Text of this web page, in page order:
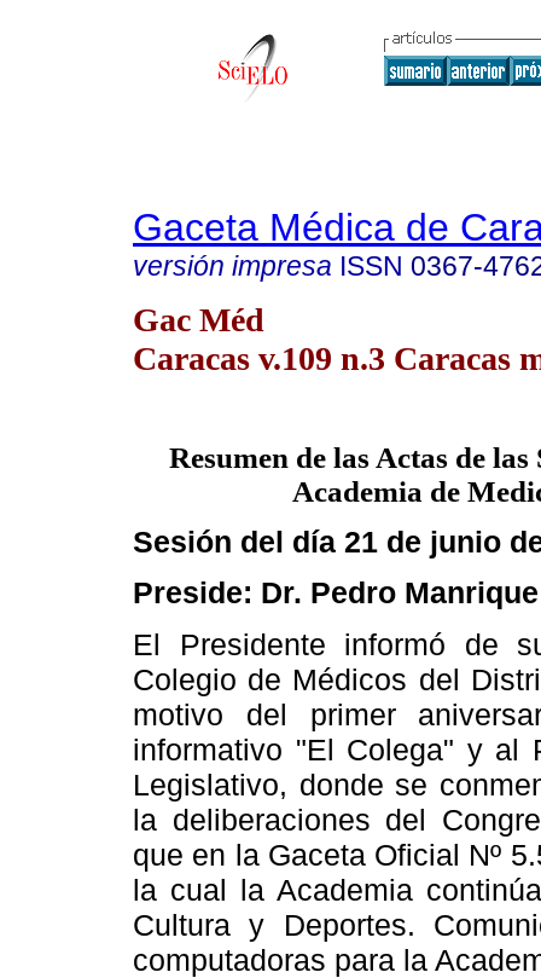
Gaceta Médica de
versión impresa ISSN 0367-
Gac Méd
Caracas v.109 n.3 Caracas
Resumen de las Actas de las
Academia de
Sesión del día 21 de junio
Preside: Dr. Pedro
El Presidente informó de
Colegio de Médicos del
motivo del primer
informativo "El Colega" y al
Legislativo, donde se
la deliberaciones del
que en la Gaceta Oficial Nº
la cual la Academia
Cultura y Deportes.
computadoras para la